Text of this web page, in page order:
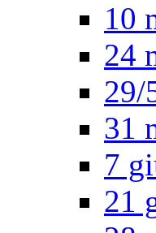
10
24
29/
31
7
21